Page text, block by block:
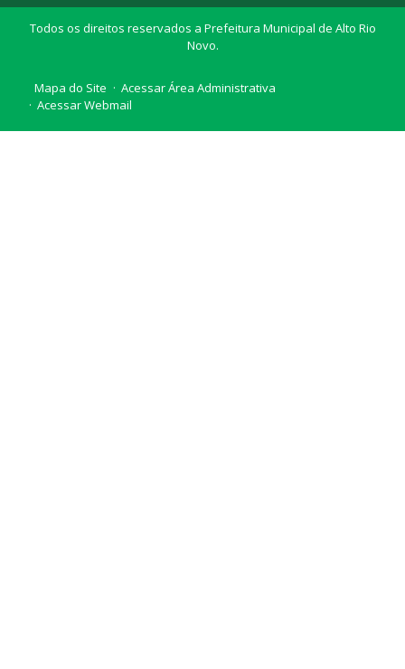
Todos os direitos reservados a Prefeitura Municipal de Alto Rio
Novo.
Mapa do Site
Acessar Área Administrativa
Acessar Webmail